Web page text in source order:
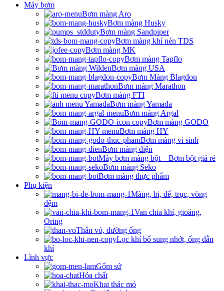
Máy bơm
Bơm màng Aro
Bơm màng Husky
Bơm màng Sandpiper
Bơm màng khí nén TDS
Bơm màng MK
Bơm màng Tapflo
Bơm màng USA
Bơm Màng Blagdon
Bơm màng Marathon
Bơm màng FTI
Bơm màng Yamada
Bơm màng Argal
Bơm màng GODO
Bơm màng HY
Bơm màng vi sinh
Bơm màng điện
Máy bơm màng bột – Bơm bột giá rẻ
Bơm màng Seko
Bơm màng thực phẩm
Phụ kiện
Màng, bi, đế, trục, vòng
đệm
Van chia khí, gioăng,
Oring
Thân vỏ, đường ống
Lọc khí bổ sung nhớt, ống dẫn
khí
Lĩnh vực
Gốm sứ
Hóa chất
Khai thác mỏ